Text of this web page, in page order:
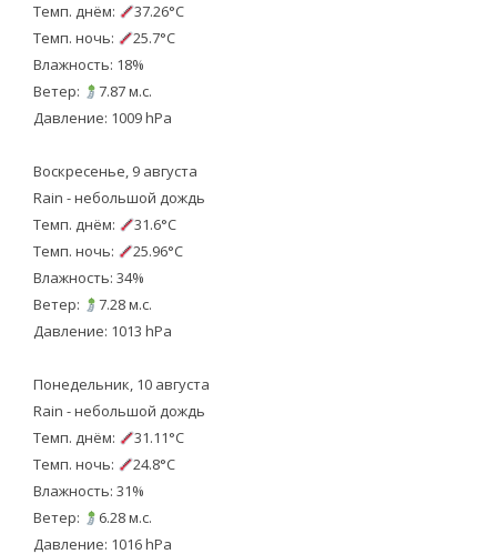
Темп. днём:
37.26°C
Темп. ночь:
25.7°C
Влажность: 18%
Ветер:
7.87 м.с.
Давление: 1009 hPa
Воскресенье, 9 августа
Rain - небольшой дождь
Темп. днём:
31.6°C
Темп. ночь:
25.96°C
Влажность: 34%
Ветер:
7.28 м.с.
Давление: 1013 hPa
Понедельник, 10 августа
Rain - небольшой дождь
Темп. днём:
31.11°C
Темп. ночь:
24.8°C
Влажность: 31%
Ветер:
6.28 м.с.
Давление: 1016 hPa